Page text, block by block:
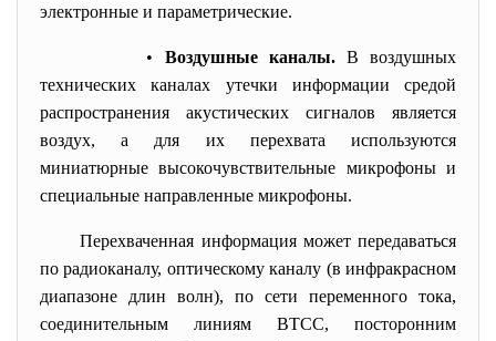
электронные и параметрические.
• Воздушные каналы.В воздушных
технических каналах утечки информации средой
распространения акустических сигналов является
воздух, а для их перехвата используются
миниатюрные высокочувствительные микрофоны и
специальные направленные микрофоны.
Перехваченная информация может передаваться
по радиоканалу, оптическому каналу (в инфракрасном
диапазоне длин волн), по сети переменного тока,
соединительным линиям ВТСС, посторонним